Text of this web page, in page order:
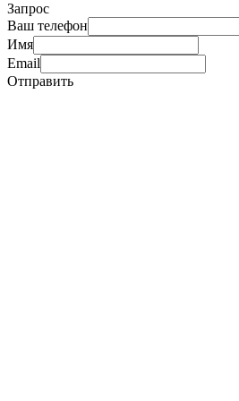
Запрос
Ваш телефон
Имя
Email
Отправить